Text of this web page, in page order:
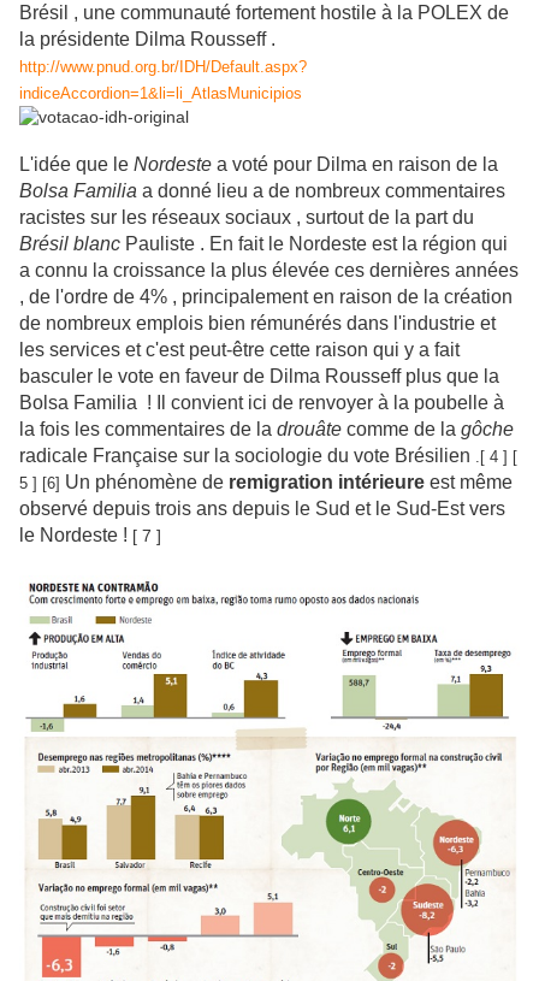
Brésil , une communauté fortement hostile à la POLEX de
la présidente Dilma Rousseff .
http://www.pnud.org.br/IDH/Default.aspx?
indiceAccordion=1&li=li_AtlasMunicipios
L'idée que le Nordeste a voté pour Dilma en raison de la
Bolsa Familia a donné lieu a de nombreux commentaires
racistes sur les réseaux sociaux , surtout de la part du
Brésil blanc Pauliste . En fait le Nordeste est la région qui
a connu la croissance la plus élevée ces dernières années
, de l'ordre de 4% , principalement en raison de la création
de nombreux emplois bien rémunérés dans l'industrie et
les services et c'est peut-être cette raison qui y a fait
basculer le vote en faveur de Dilma Rousseff plus que la
Bolsa Familia ! Il convient ici de renvoyer à la poubelle à
la fois les commentaires de la drouâte comme de la gôche
radicale Française sur la sociologie du vote Brésilien
.[ 4 ] [
5 ] [6] Un phénomène de remigration intérieure est même
observé depuis trois ans depuis le Sud et le Sud-Est vers
le Nordeste ! [ 7 ]